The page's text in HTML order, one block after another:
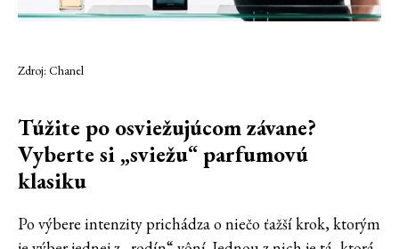
Zdroj: Chanel
Túžite po osviežujúcom závane?
Vyberte si „sviežu“ parfumovú
klasiku
Po výbere intenzity prichádza o niečo ťažší krok, ktorým